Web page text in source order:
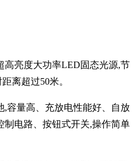
高亮度大功率LED固态光源,节
离超过50米。
,容量高、充放电性能好、自放
制电路、按钮式开关,操作简单